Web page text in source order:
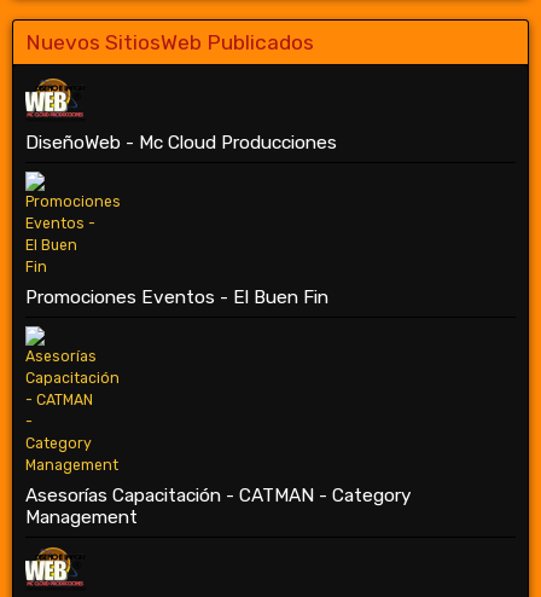
Nuevos SitiosWeb Publicados
DiseñoWeb - Mc Cloud Producciones
Promociones Eventos - El Buen Fin
Asesorías Capacitación - CATMAN - Category
Management